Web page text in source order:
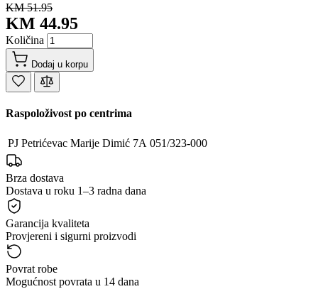
KM 51.95
KM 44.95
Količina
Dodaj u korpu
Raspoloživost po centrima
PJ Petrićevac Marije Dimić 7A 051/323-000
Brza dostava
Dostava u roku 1–3 radna dana
Garancija kvaliteta
Provjereni i sigurni proizvodi
Povrat robe
Mogućnost povrata u 14 dana